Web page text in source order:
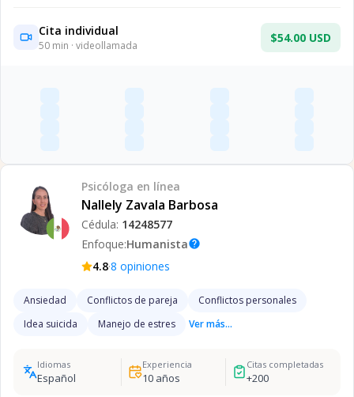
Cita individual
50 min · videollamada
$54.00 USD
Psicóloga en línea
Nallely Zavala Barbosa
Cédula: 14248577
Enfoque:Humanistahelp
4.8·8 opiniones
Ansiedad Conflictos de pareja
Conflictos personales
Idea suicida
Manejo de estres Ver más...
Idiomas
Español
Experiencia
10años
Citas completadas
+200